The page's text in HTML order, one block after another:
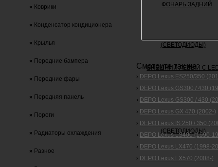
Смотрите так же:
› DEPO Lexus ES250/350
› DEPO Lexus GS300 / 430
› DEPO Lexus GS300 / 430
› DEPO Lexus GX 470 (2002-)
› DEPO Lexus IS 250 / 350
› DEPO Lexus LS400 (1990-
› DEPO Lexus LX470 (1998-
› DEPO Lexus LX570 (2008-)
» Коврики
» Конденсатор кондиционера
» Крылья
» Передние бампера
» Передние фары
» Передняя панель
» Пороги
» Радиаторы охлаждения
» Разное